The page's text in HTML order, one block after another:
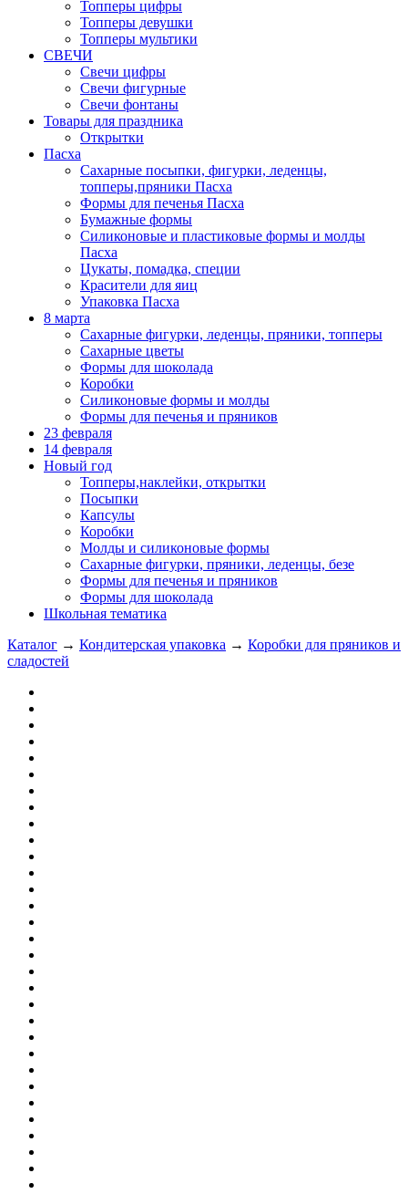
Топперы цифры
Топперы девушки
Топперы мультики
СВЕЧИ
Свечи цифры
Свечи фигурные
Свечи фонтаны
Товары для праздника
Открытки
Пасха
Сахарные посыпки, фигурки, леденцы,
топперы,пряники Пасха
Формы для печенья Пасха
Бумажные формы
Силиконовые и пластиковые формы и молды
Пасха
Цукаты, помадка, специи
Красители для яиц
Упаковка Пасха
8 марта
Сахарные фигурки, леденцы, пряники, топперы
Сахарные цветы
Формы для шоколада
Коробки
Силиконовые формы и молды
Формы для печенья и пряников
23 февраля
14 февраля
Новый год
Топперы,наклейки, открытки
Посыпки
Капсулы
Коробки
Молды и силиконовые формы
Сахарные фигурки, пряники, леденцы, безе
Формы для печенья и пряников
Формы для шоколада
Школьная тематика
Каталог → Кондитерская упаковка → Коробки для пряников и
сладостей